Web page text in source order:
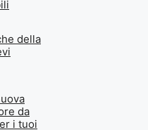
della
da
i tuoi